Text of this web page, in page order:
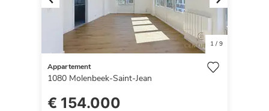
Previous Next
1/ 9
Appartement
1080 Molenbeek-Saint-Jean
€ 154.000